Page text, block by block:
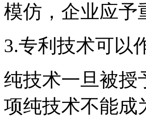
模仿，企业应予
3.专利技术可以
纯技术一旦被授
项纯技术不能成